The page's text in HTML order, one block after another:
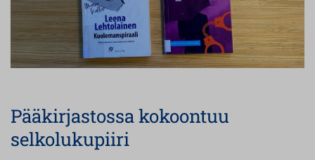
Pääkirjastossa kokoontuu
selkolukupiiri